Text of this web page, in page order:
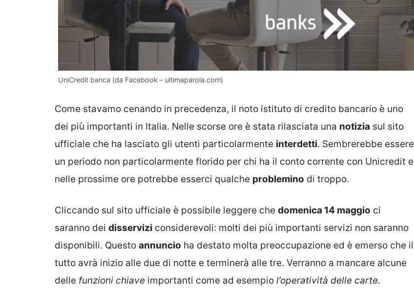
UniCredit banca (da Facebook – ultimaparola.com)
Come stavamo cenando in precedenza, il noto istituto di credito bancario è uno
dei più importanti in Italia. Nelle scorse ore è stata rilasciata una notizia sul sito
ufficiale che ha lasciato gli utenti particolarmente interdetti. Sembrerebbe essere
un periodo non particolarmente florido per chi ha il conto corrente con Unicredit e
nelle prossime ore potrebbe esserci qualche problemino di troppo.
Cliccando sul sito ufficiale è possibile leggere che domenica 14 maggio ci
saranno dei disservizi considerevoli: molti dei più importanti servizi non saranno
disponibili. Questo annuncio ha destato molta preoccupazione ed è emerso che il
tutto avrà inizio alle due di notte e terminerà alle tre. Verranno a mancare alcune
delle funzioni chiave importanti come ad esempio l’operatività delle carte.